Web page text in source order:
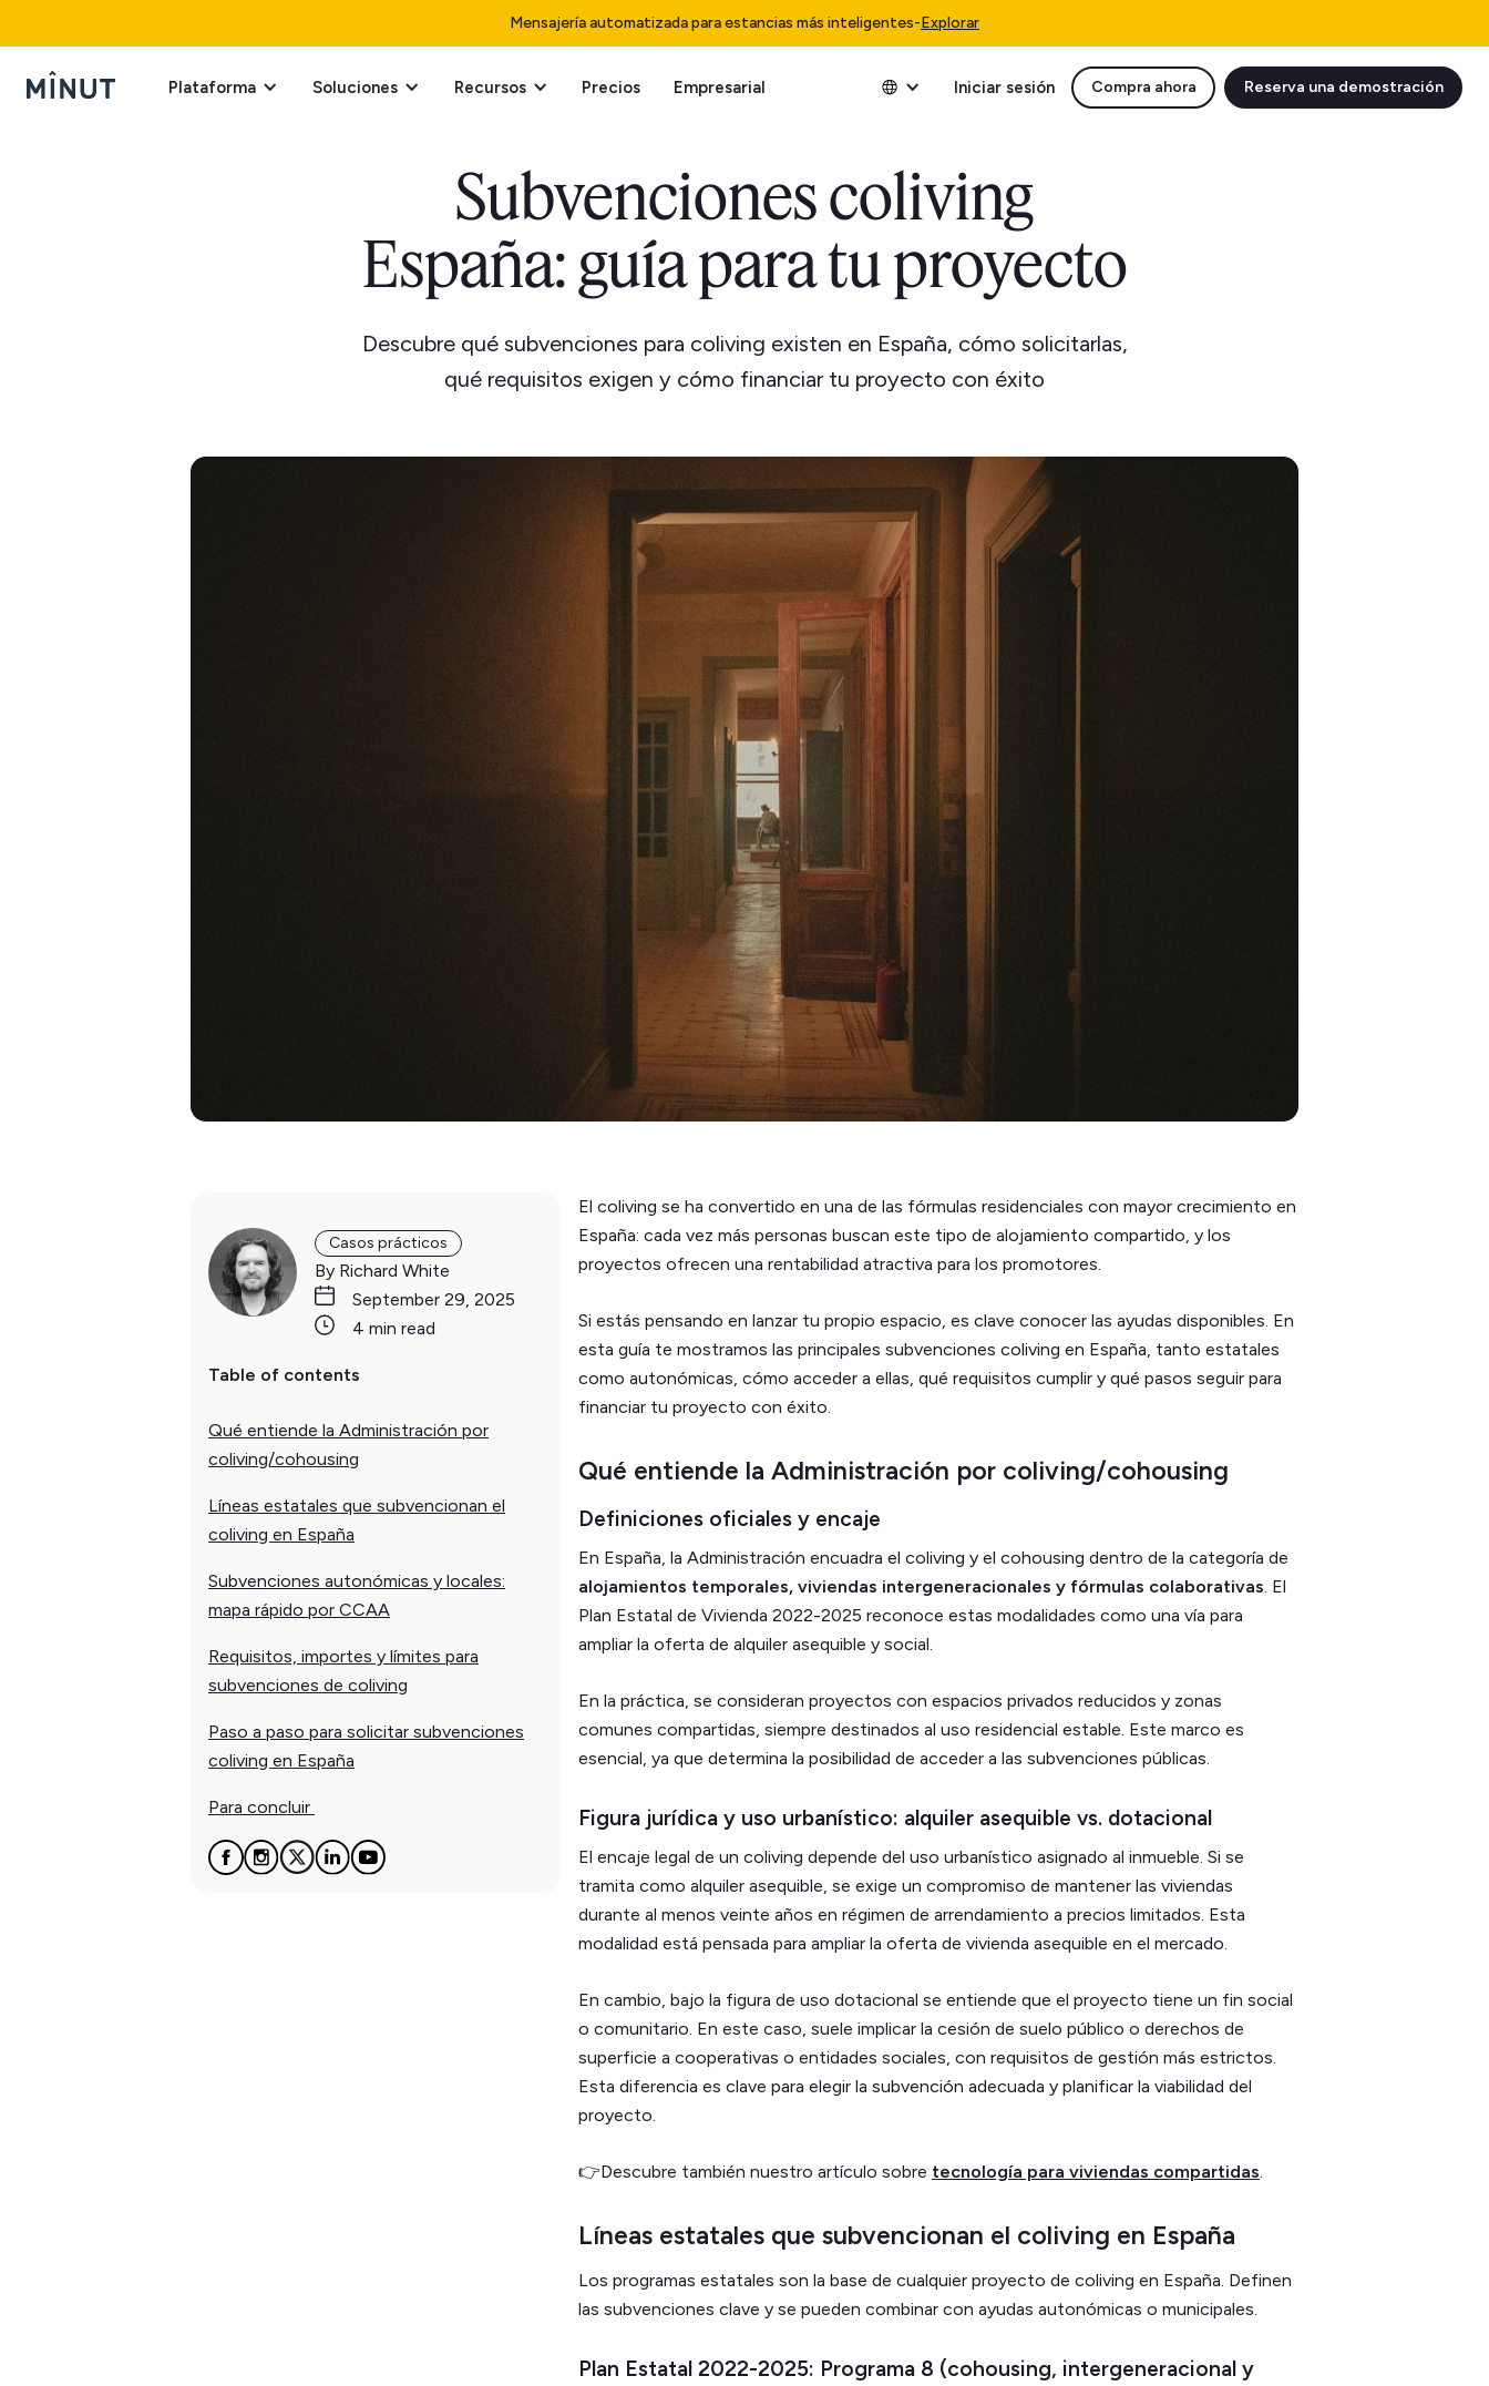
Mensajería automatizada para estancias más inteligentes-Explorar
Plataforma Soluciones Recursos Precios Empresarial Iniciar sesión Compra ahora Reserva una demostración
Subvenciones coliving
España: guía para tu proyecto
Descubre qué subvenciones para coliving existen en España, cómo solicitarlas,
qué requisitos exigen y cómo financiar tu proyecto con éxito
Casos prácticos
By Richard White
September 29, 2025
4 min read
Table of contents
Qué entiende la Administración por
coliving/cohousing
Líneas estatales que subvencionan el
coliving en España
Subvenciones autonómicas y locales:
mapa rápido por CCAA
Requisitos, importes y límites para
subvenciones de coliving
Paso a paso para solicitar subvenciones
coliving en España
Para concluir
El coliving se ha convertido en una de las fórmulas residenciales con mayor crecimiento en
España: cada vez más personas buscan este tipo de alojamiento compartido, y los
proyectos ofrecen una rentabilidad atractiva para los promotores.
Si estás pensando en lanzar tu propio espacio, es clave conocer las ayudas disponibles. En
esta guía te mostramos las principales subvenciones coliving en España, tanto estatales
como autonómicas, cómo acceder a ellas, qué requisitos cumplir y qué pasos seguir para
financiar tu proyecto con éxito.
Qué entiende la Administración por coliving/cohousing
Definiciones oficiales y encaje
En España, la Administración encuadra el coliving y el cohousing dentro de la categoría de
alojamientos temporales, viviendas intergeneracionales y fórmulas colaborativas. El
Plan Estatal de Vivienda 2022-2025 reconoce estas modalidades como una vía para
ampliar la oferta de alquiler asequible y social.
En la práctica, se consideran proyectos con espacios privados reducidos y zonas
comunes compartidas, siempre destinados al uso residencial estable. Este marco es
esencial, ya que determina la posibilidad de acceder a las subvenciones públicas.
Figura jurídica y uso urbanístico: alquiler asequible vs. dotacional
El encaje legal de un coliving depende del uso urbanístico asignado al inmueble. Si se
tramita como alquiler asequible, se exige un compromiso de mantener las viviendas
durante al menos veinte años en régimen de arrendamiento a precios limitados. Esta
modalidad está pensada para ampliar la oferta de vivienda asequible en el mercado.
En cambio, bajo la figura de uso dotacional se entiende que el proyecto tiene un fin social
o comunitario. En este caso, suele implicar la cesión de suelo público o derechos de
superficie a cooperativas o entidades sociales, con requisitos de gestión más estrictos.
Esta diferencia es clave para elegir la subvención adecuada y planificar la viabilidad del
proyecto.
👉Descubre también nuestro artículo sobre tecnología para viviendas compartidas.
Líneas estatales que subvencionan el coliving en España
Los programas estatales son la base de cualquier proyecto de coliving en España. Definen
las subvenciones clave y se pueden combinar con ayudas autonómicas o municipales.
Plan Estatal 2022-2025: Programa 8 (cohousing, intergeneracional y